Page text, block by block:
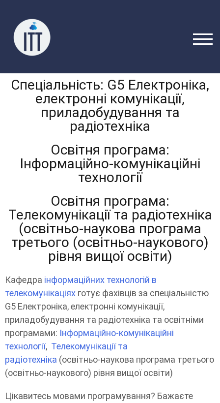
Спеціальність: G5 Електроніка,
електронні комунікації,
приладобудування та
радіотехніка
Освітня програма:
Інформаційно-комунікаційні
технології
Освітня програма:
Телекомунікації та радіотехніка
(освітньо-наукова програма
третього (освітньо-наукового)
рівня вищої освіти)
Кафедра інформаційних технологій в
телекомунікаціях готує фахівців за спеціальністю
G5 Електроніка, електронні комунікації,
приладобудування та радіотехніка та освітніми
програмами: Інформаційно-комунікаційні
технології, Телекомунікації та
радіотехніка (освітньо-наукова програма третього
(освітньо-наукового) рівня вищої освіти)
Цікавитесь мовами програмування? Бажаєте